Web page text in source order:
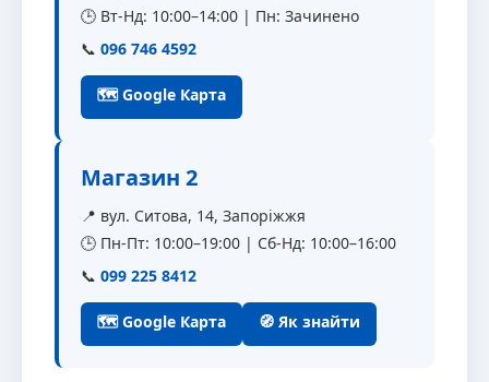
🕒 Вт-Нд: 10:00–14:00 | Пн: Зачинено
📞 096 746 4592
🗺 Google Карта
Магазин 2
📍 вул. Ситова, 14, Запоріжжя
🕒 Пн-Пт: 10:00–19:00 | Сб-Нд: 10:00–16:00
📞 099 225 8412
🗺 Google Карта 🧭 Як знайти